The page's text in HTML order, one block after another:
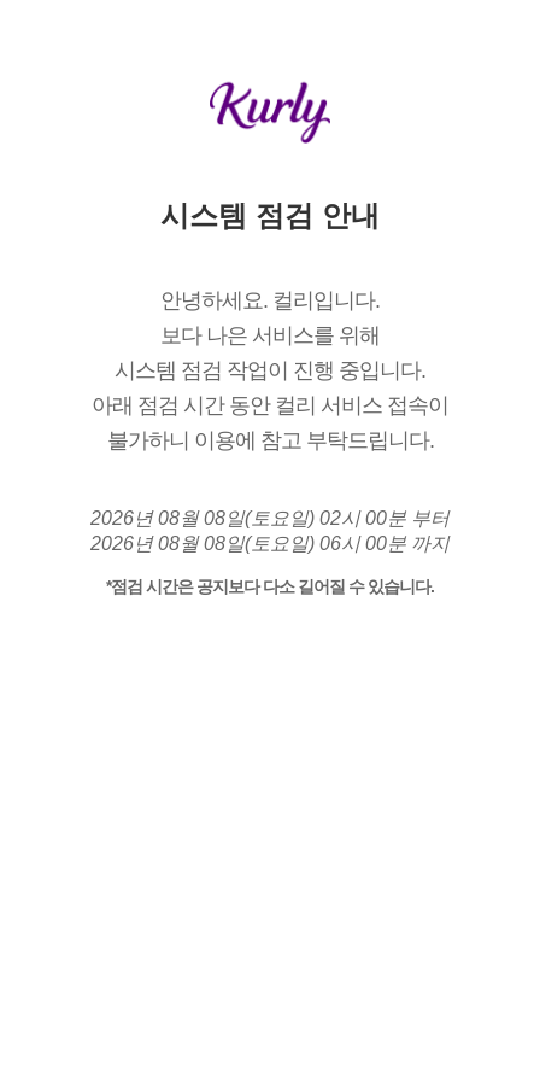
시스템 점검 안내
안녕하세요. 컬리입니다.
보다 나은 서비스를 위해
시스템 점검 작업이 진행 중입니다.
아래 점검 시간 동안 컬리 서비스 접속이
불가하니 이용에 참고 부탁드립니다.
2026년 08월 08일(토요일) 02시 00분 부터
2026년 08월 08일(토요일) 06시 00분 까지
*점검 시간은 공지보다 다소 길어질 수 있습니다.